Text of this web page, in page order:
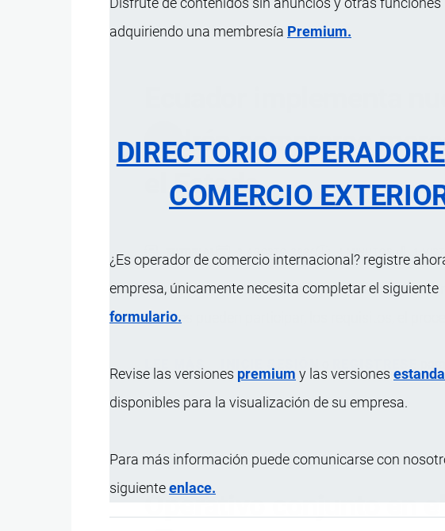
adquiriendo una membresía Premium.
DIRECTORIO
COMERCIO
¿Es operador de comercio internacional? registre
empresa, únicamente necesita completar el siguiente
formulario.
Revise las versiones premium y las versiones
disponibles para la visualización de su empresa.
Para más información puede comunicarse con
siguienteenlace.
Ecuador implementa
podrán comprarse
el Estado
TUTORIAL 3 AGOSTO, 2026 4 MINUTOS 1
La reforma al COPCI permite al Senae
quiénes pueden participar, los requisitos, el
LEE MÁS
ECUADOR
IMPLEMENTA
SUBASTAS
LA
ADUANA:
INICIE SESIÓN REGISTRESE
Operativo conjunto en